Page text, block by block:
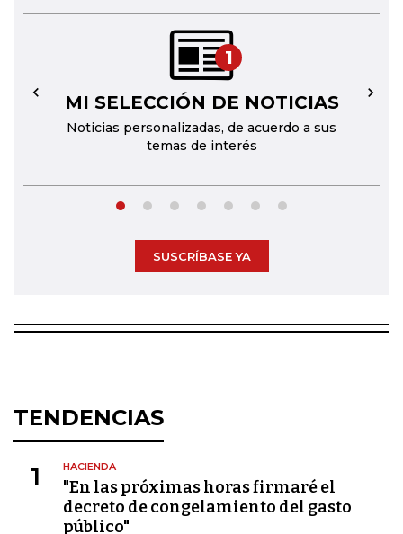
1
MI SELECCIÓN DE NOTICIAS
Noticias personalizadas, de acuerdo a sus
temas de interés
← →
SUSCRÍBASE YA
TENDENCIAS
1 HACIENDA
"En las próximas horas firmaré el
decreto de congelamiento del gasto
público"